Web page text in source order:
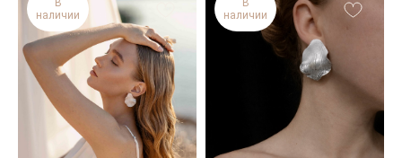
В
наличии
В
наличии
ТЕЛЕФОН